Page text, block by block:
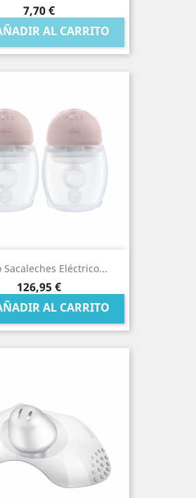
Precio
7,70 €
AL CARRITO
Sacaleches Eléctrico...
Precio
126,95 €
AL CARRITO